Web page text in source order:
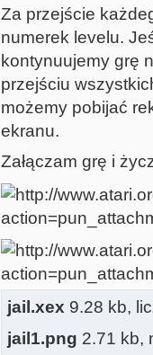
Za przejście
numerek levelu.
kontynuujemy grę
przejściu
możemy pobijać
ekranu.
Załączam grę i
jail.xex 9.28 kb,
jail1.png 2.71 kb,